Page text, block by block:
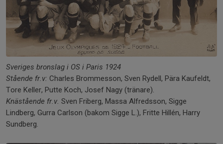
Sveriges bronslag i OS i Paris 1924
Stående fr.v: Charles Brommesson, Sven Rydell, Pära Kaufeldt,
Tore Keller, Putte Koch, Josef Nagy (tränare).
Knästående fr.v. Sven Friberg, Massa Alfredsson, Sigge
Lindberg, Gurra Carlson (bakom Sigge L.), Fritte Hillén, Harry
Sundberg.